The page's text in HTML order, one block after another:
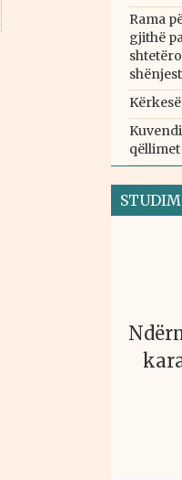
Rama
gjithë
qëllimet
STUDIM